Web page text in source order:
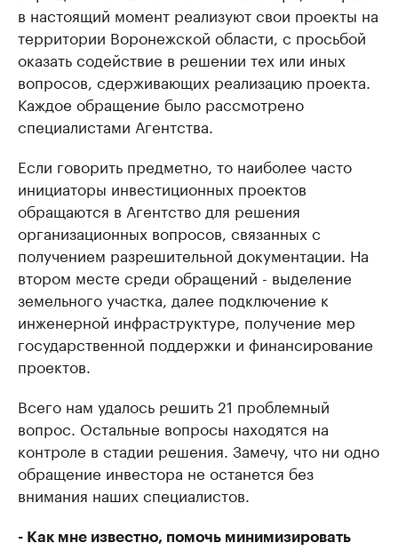
в настоящий момент реализуют свои проекты на
территории Воронежской области, с просьбой
оказать содействие в решении тех или иных
вопросов, сдерживающих реализацию проекта.
Каждое обращение было рассмотрено
специалистами Агентства.
Если говорить предметно, то наиболее часто
инициаторы инвестиционных проектов
обращаются в Агентство для решения
организационных вопросов, связанных с
получением разрешительной документации. На
втором месте среди обращений - выделение
земельного участка, далее подключение к
инженерной инфраструктуре, получение мер
государственной поддержки и финансирование
проектов.
Всего нам удалось решить 21 проблемный
вопрос. Остальные вопросы находятся на
контроле в стадии решения. Замечу, что ни одно
обращение инвестора не останется без
внимания наших специалистов.
- Как мне известно, помочь минимизировать